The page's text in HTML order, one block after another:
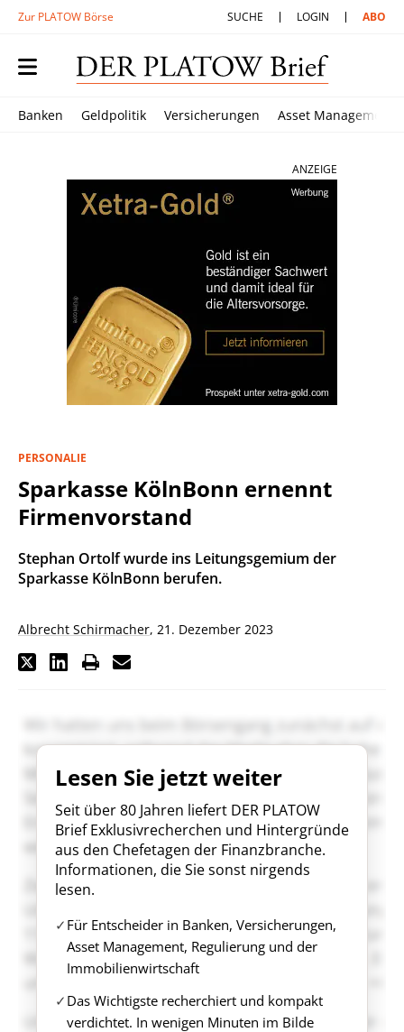
Zur PLATOW Börse SUCHE LOGIN ABO
Banken Geldpolitik Versicherungen Asset Management
ANZEIGE
PERSONALIE
Sparkasse KölnBonn ernennt
Firmenvorstand
Stephan Ortolf wurde ins Leitungsgemium der
Sparkasse KölnBonn berufen.
Albrecht Schirmacher, 21. Dezember 2023
Lesen Sie jetzt weiter
Seit über 80 Jahren liefert DER PLATOW
Brief Exklusivrecherchen und Hintergründe
aus den Chefetagen der Finanzbranche.
Informationen, die Sie sonst nirgends
lesen.
Für Entscheider in Banken, Versicherungen,
Asset Management, Regulierung und der
Immobilienwirtschaft
Das Wichtigste recherchiert und kompakt
verdichtet. In wenigen Minuten im Bilde